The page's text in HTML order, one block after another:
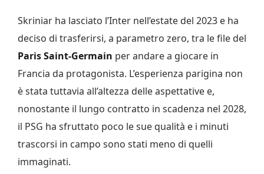
Skriniar ha lasciato l’Inter nell’estate del 2023 e ha
deciso di trasferirsi, a parametro zero, tra le file del
Paris Saint-Germain per andare a giocare in
Francia da protagonista. L’esperienza parigina non
è stata tuttavia all’altezza delle aspettative e,
nonostante il lungo contratto in scadenza nel 2028,
il PSG ha sfruttato poco le sue qualità e i minuti
trascorsi in campo sono stati meno di quelli
immaginati.